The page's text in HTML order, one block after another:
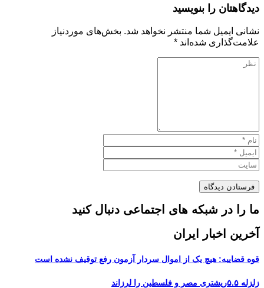
دیدگاهتان را بنویسید
نشانی ایمیل شما منتشر نخواهد شد. بخش‌های موردنیاز
علامت‌گذاری شده‌اند *
ما را در شبکه های اجتماعی دنبال کنید
آخرین اخبار ایران
قوه قضاییه: هیچ یک از اموال سردار آزمون رفع توقیف نشده است
زلزله ۵.۵ریشتری مصر و فلسطین را لرزاند